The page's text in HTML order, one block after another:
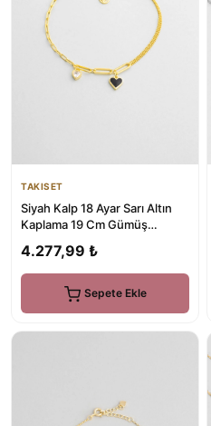
TAKISET
Siyah Kalp 18 Ayar Sarı Altın
Kaplama 19 Cm Gümüş
4.277,99 ₺
Sepete Ekle